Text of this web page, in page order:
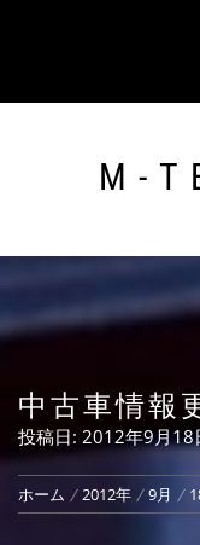
ン
M-
中古車情報
投稿日: 2012年9月18
ホーム 2012年 9月